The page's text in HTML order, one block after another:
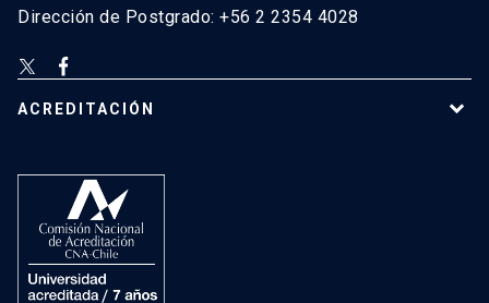
Dirección de Postgrado: +56 2 2354 4028
ACREDITACIÓN